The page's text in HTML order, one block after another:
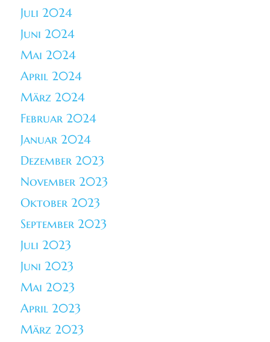
Juli 2024
Juni 2024
Mai 2024
April 2024
März 2024
Februar 2024
Januar 2024
Dezember 2023
November 2023
Oktober 2023
September 2023
Juli 2023
Juni 2023
Mai 2023
April 2023
März 2023